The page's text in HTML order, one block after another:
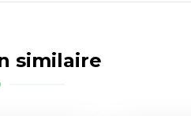
similaire